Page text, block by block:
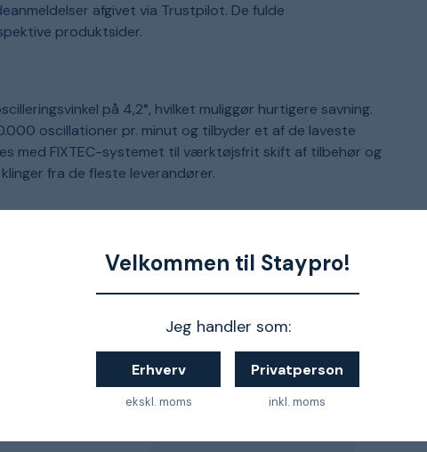
Velkommen til Staypro!
Jeg handler som:
Erhverv
ekskl. moms
Privatperson
inkl. moms
afgivet via Trustpilot. De fulde
produktsider.
på 4,2°, hvilket muliggør hurtigere savning.
oscillationer pr. minut og tilbyder et af de laveste
med FIXTEC-systemet til værktøjsfrit skift af tilbehør og
fra de fleste leverandører.